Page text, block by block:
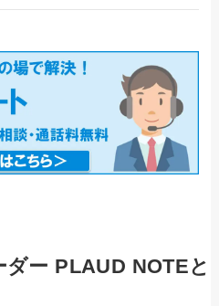
ー PLAUD NOTEと